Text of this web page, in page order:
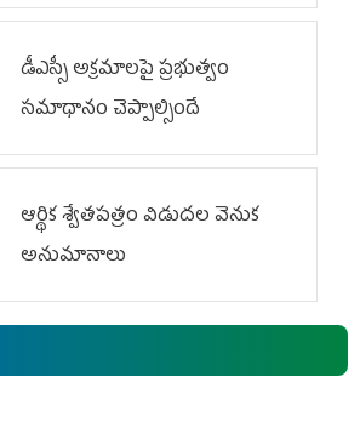
డీఎస్సీ అక్రమాలపై ప్రభుత్వం
సమాధానం చెప్పాల్సిందే
ఆర్థిక శ్వేతపత్రం విడుదల వెనుక
అనుమానాలు